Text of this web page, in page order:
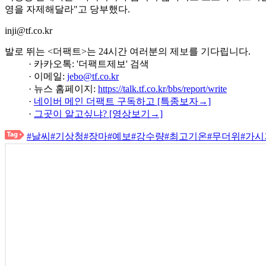
영을 자제해달라"고 당부했다.
inji@tf.co.kr
발로 뛰는 <더팩트>는 24시간 여러분의 제보를 기다립니다.
· 카카오톡: '더팩트제보' 검색
· 이메일: jebo@tf.co.kr
· 뉴스 홈페이지: https://talk.tf.co.kr/bbs/report/write
· 네이버 메인 더팩트 구독하고 [특종보자→]
· 그곳이 알고싶냐? [영상보기→]
#날씨 #기상청#장마#예보#강수량#최고기온#무더위 #가